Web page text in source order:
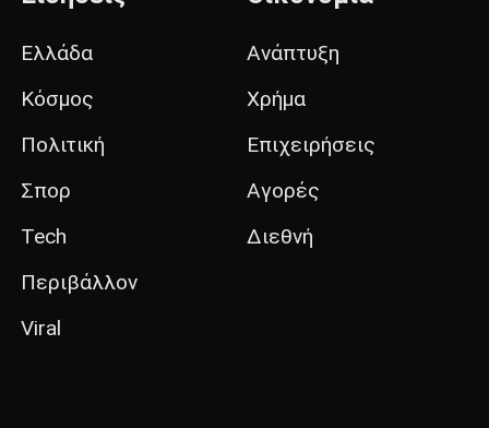
Ελλάδα
Κόσμος
Πολιτική
Σπορ
Tech
Περιβάλλον
Viral
Ανάπτυξη
Χρήμα
Επιχειρήσεις
Αγορές
Διεθνή